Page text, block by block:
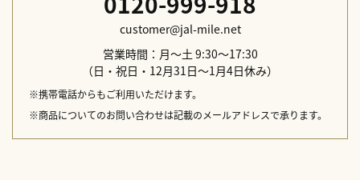
customer@jal-mile.net
営業時間：月～土 9:30～17:30
（日・祝日・12月31日～1月4日休み）
※携帯電話からもご利用いただけます。
※商品についてのお問い合わせは記載のメールアドレスで承ります。